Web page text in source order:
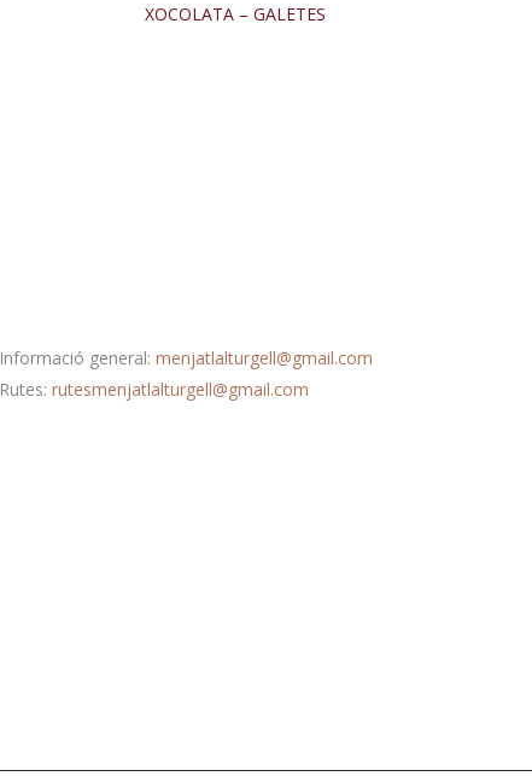
XOCOLATA – GALETES
Informació general: menjatlalturgell@gmail.com
Rutes: rutesmenjatlalturgell@gmail.com